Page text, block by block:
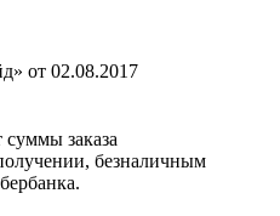
от 02.08.2017
суммы заказа
безналичным